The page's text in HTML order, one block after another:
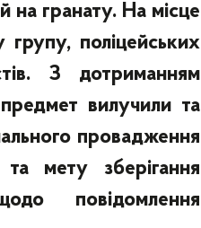
на гранату. На місце
групу, поліцейських
З дотриманням
предмет вилучили та
провадження
мету зберігання
повідомлення